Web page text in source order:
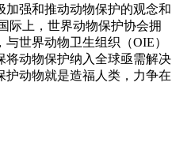
加强和推动动物保护的观念和
际上，世界动物保护协会拥
世界动物卫生组织（OIE）
将动物保护纳入全球亟需解决
护动物就是造福人类，力争在